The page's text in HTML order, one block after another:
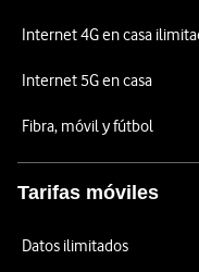
Internet 4G en casa
Internet 5G en casa
Fibra, móvil y fútbol
Tarifas móviles
Datos ilimitados